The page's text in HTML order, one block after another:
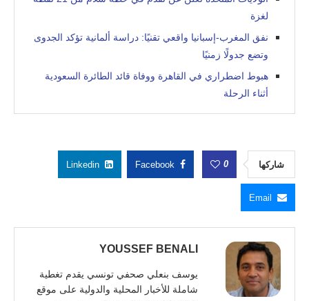
لغزة
نفق المغرب-إسبانيا واقعي تقنيًا: دراسة ألمانية تؤكد الجدوى
وتضع جدولًا زمنيًا
هبوط اضطراري في القاهرة ووفاة قائد الطائرة السعودية
أثناء الرحلة
شاركها 0
Facebook
Linkedin
Email
YOUSSEF BENALI
يوسف بنعلي صحفي تونسي يقدم تغطية
شاملة للأخبار المحلية والدولية على موقع